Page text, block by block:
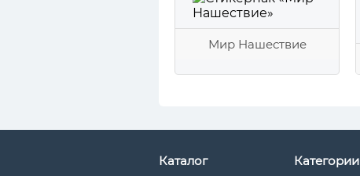
Мир Нашествие
Каталог
Категории